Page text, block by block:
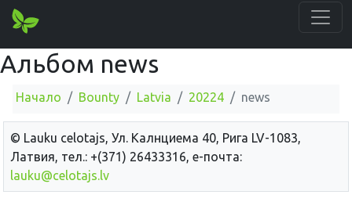
Альбом news
Начало Bounty Latvia 20224 news
© Lauku сelotajs, Ул. Калнциема 40, Рига LV-1083,
Латвия, тел.: +(371) 26433316, е-почта:
lauku@celotajs.lv